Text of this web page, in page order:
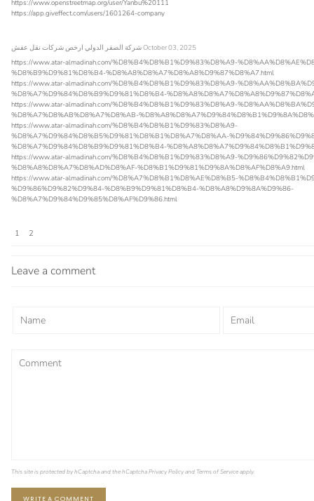
https://www.openstreetmap.org/user/Yanbu%20111
https://app.giveffect.com/users/1601264-company
شركة الصقر الدولي ارخص شركات نقل عفشOctober 03, 2025
https://www.atar-almadinah.com/%D8%B4%D8%B1%D9%83%D8%A9-
%D8%B9%D9%81%D8%B4-%D8%A8%D8%A7%D8%A8%D9%87%D8%A7.html
https://www.atar-almadinah.com/%D8%B4%D8%B1%D9%83%D8%A9-
%D8%A7%D9%84%D8%B9%D9%81%D8%B4-
https://www.atar-almadinah.com/%D8%B4%D8%B1%D9%83%D8%A9-
%D8%A7%D8%AB%D8%A7%D8%AB-
https://www.atar-almadinah.com/%D8%B4%D8%B1%D9%83%D8%A9-
%D8%A7%D9%84%D8%B5%D9%81%D8%B1%D8%A7%D8%AA-
%D8%A7%D9%84%D8%B9%D9%81%D8%B4-
https://www.atar-almadinah.com/%D8%B4%D8%B1%D9%83%D8%A9-
%D8%A8%D8%A7%D8%AD%D8%AF-%D8%B1%D9%81%D9%8A%D8%AF%D8%A9.html
https://www.atar-almadinah.com/%D8%A7%D8%B1%D8%AE%D8%B5-
%D9%86%D9%82%D9%84-%D8%B9%D9%81%D8%B4-%D8%A8%D9%8A%D9%86-
%D8%A7%D9%84%D9%85%D8%AF%D9%86.html
1 2
Leave a comment
This site is protected by hCaptcha and the hCaptchaPrivacy Policyand Terms of Serviceapply.